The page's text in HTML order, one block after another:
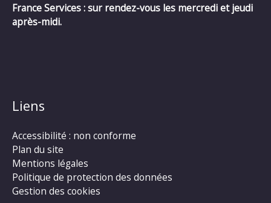
France Services : sur rendez-vous les mercredi et jeudi
après-midi.
Liens
Accessibilité : non conforme
Plan du site
Mentions légales
Politique de protection des données
Gestion des cookies